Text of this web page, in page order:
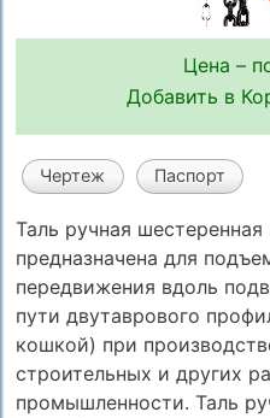
Цена –
Добавить в
Чертеж Паспорт
Таль ручная
предназначена для
передвижения вдоль
пути двутаврового
кошкой) при
строительных и других
промышленности. Таль